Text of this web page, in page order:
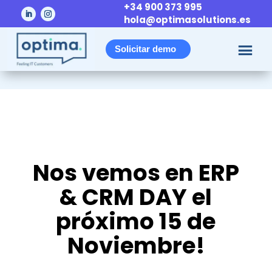
+34 900 373 995
hola@optimasolutions.es
Solicitar demo
Nos vemos en ERP
& CRM DAY el
próximo 15 de
Noviembre!